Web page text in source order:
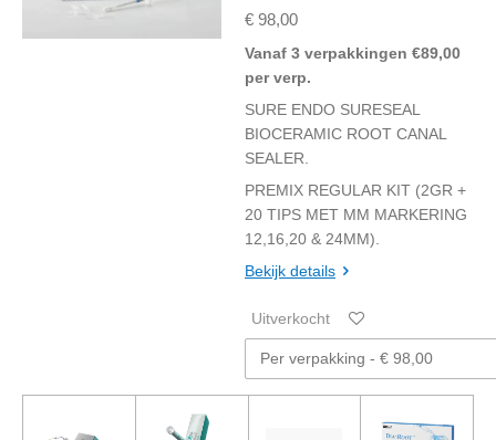
€ 98,00
Vanaf 3 verpakkingen €89,00
per verp.
SURE ENDO SURESEAL
BIOCERAMIC ROOT CANAL
SEALER.
PREMIX REGULAR KIT (2GR +
20 TIPS MET MM MARKERING
12,16,20 & 24MM).
Bekijk details
Uitverkocht